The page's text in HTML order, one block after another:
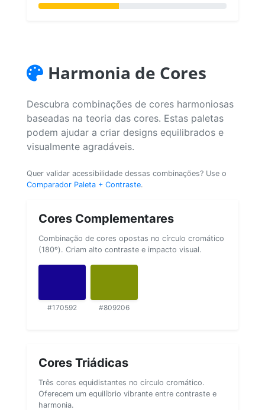
Harmonia de Cores
Descubra combinações de cores harmoniosas
baseadas na teoria das cores. Estas paletas
podem ajudar a criar designs equilibrados e
visualmente agradáveis.
Quer validar acessibilidade dessas combinações? Use o
Comparador Paleta + Contraste.
Cores Complementares
Combinação de cores opostas no círculo cromático
(180º). Criam alto contraste e impacto visual.
#170592 #809206
Cores Triádicas
Três cores equidistantes no círculo cromático.
Oferecem um equilíbrio vibrante entre contraste e
harmonia.